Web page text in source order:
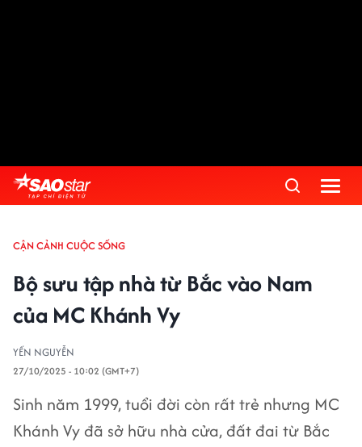
CẬN CẢNH CUỘC SỐNG
Bộ sưu tập nhà từ Bắc vào Nam
của MC Khánh Vy
YẾN NGUYỄN
27/10/2025 - 10:02 (GMT+7)
Sinh năm 1999, tuổi đời còn rất trẻ nhưng MC
Khánh Vy đã sở hữu nhà cửa, đất đai từ Bắc